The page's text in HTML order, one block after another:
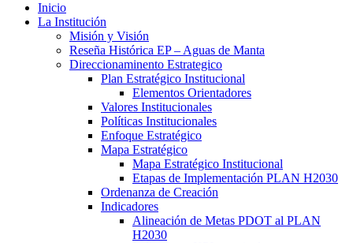
Inicio
La Institución
Misión y Visión
Reseña Histórica EP – Aguas de Manta
Direccionaminento Estrategico
Plan Estratégico Institucional
Elementos Orientadores
Valores Institucionales
Políticas Institucionales
Enfoque Estratégico
Mapa Estratégico
Mapa Estratégico Institucional
Etapas de Implementación PLAN H2030
Ordenanza de Creación
Indicadores
Alineación de Metas PDOT al PLAN
H2030